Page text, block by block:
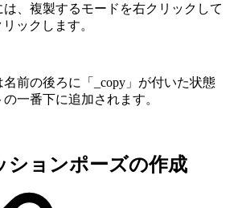
、複製するモードを右クリックして
ックします。
前の後ろに「_copy」が付いた状態
一番下に追加されます。
ションポーズの作成